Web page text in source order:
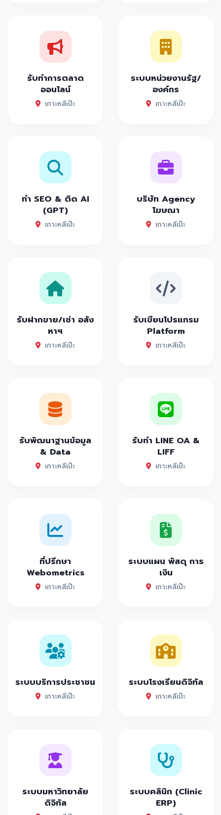
รับทำการตลาด
ออนไลน์
เกาะหลีเป๊ะ
ระบบหน่วยงานรัฐ/
องค์กร
เกาะหลีเป๊ะ
ทำ SEO & ติด AI
(GPT)
เกาะหลีเป๊ะ
บริษัท Agency
โฆษณา
เกาะหลีเป๊ะ
รับฝากขาย/เช่า อสัง
หาฯ
เกาะหลีเป๊ะ
รับเขียนโปรแกรม
Platform
เกาะหลีเป๊ะ
รับพัฒนาฐานข้อมูล
& Data
เกาะหลีเป๊ะ
รับทำ LINE OA &
LIFF
เกาะหลีเป๊ะ
ที่ปรึกษา
Webometrics
เกาะหลีเป๊ะ
ระบบแผน พัสดุ การ
เงิน
เกาะหลีเป๊ะ
ระบบบริการประชาชน
เกาะหลีเป๊ะ
ระบบโรงเรียนดิจิทัล
เกาะหลีเป๊ะ
ระบบมหาวิทยาลัย
ดิจิทัล
ระบบคลินิก (Clinic
ERP)